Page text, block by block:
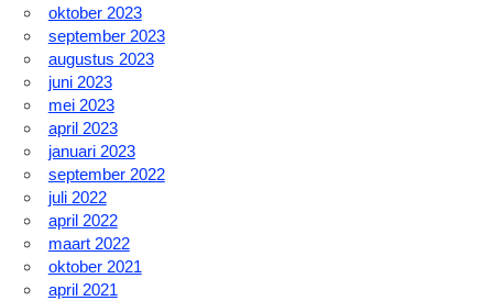
oktober 2023
september 2023
augustus 2023
juni 2023
mei 2023
april 2023
januari 2023
september 2022
juli 2022
april 2022
maart 2022
oktober 2021
april 2021